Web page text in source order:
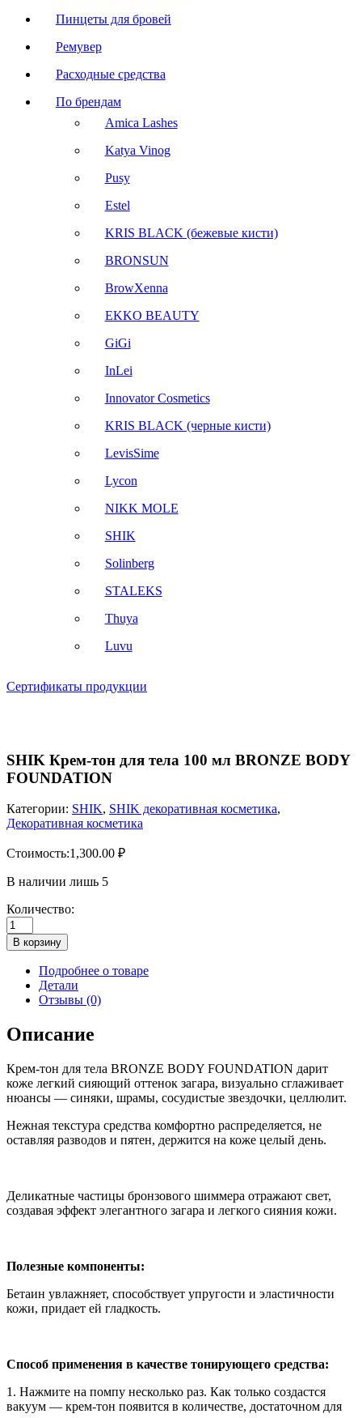
Пинцеты для бровей
Ремувер
Расходные средства
По брендам
Amica Lashes
Katya Vinog
Pusy
Estel
KRIS BLACK (бежевые кисти)
BRONSUN
BrowXenna
EKKO BEAUTY
GiGi
InLei
Innovator Cosmetics
KRIS BLACK (черные кисти)
LevisSime
Lycon
NIKK MOLE
SHIK
Solinberg
STALEKS
Thuya
Luvu
Сертификаты продукции
SHIK Крем-тон для тела 100 мл BRONZE BODY
FOUNDATION
Категории: SHIK, SHIK декоративная косметика,
Декоративная косметика
Стоимость:1,300.00 ₽
В наличии лишь 5
Количество:
Количество
товара
SHIK
Крем-
100
мл
BODY
FOUNDATION
В корзину
Подробнее о товаре
Детали
Отзывы (0)
Описание
Крем-тон для тела BRONZE BODY FOUNDATION дарит
коже легкий сияющий оттенок загара, визуально сглаживает
нюансы — синяки, шрамы, сосудистые звездочки, целлюлит.
Нежная текстура средства комфортно распределяется, не
оставляя разводов и пятен, держится на коже целый день.
Деликатные частицы бронзового шиммера отражают свет,
создавая эффект элегантного загара и легкого сияния кожи.
Полезные компоненты:
Бетаин увлажняет, способствует упругости и эластичности
кожи, придает ей гладкость.
Способ применения в качестве тонирующего средства:
1. Нажмите на помпу несколько раз. Как только создастся
вакуум — крем-тон появится в количестве, достаточном для